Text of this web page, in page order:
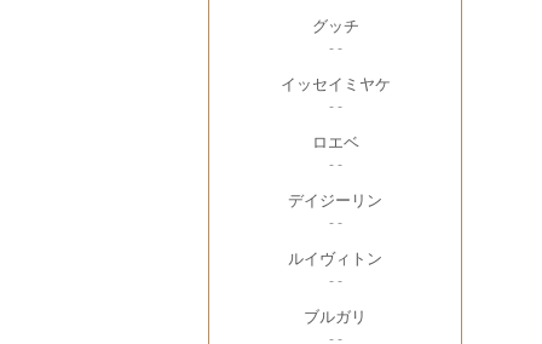
グッチ
- -
イッセイミヤケ
- -
ロエベ
- -
デイジーリン
- -
ルイヴィトン
- -
ブルガリ
- -